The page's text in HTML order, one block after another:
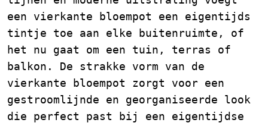
een vierkante bloempot een eigentijds
tintje toe aan elke buitenruimte, of
het nu gaat om een tuin, terras of
balkon. De strakke vorm van de
vierkante bloempot zorgt voor een
gestroomlijnde en georganiseerde look
die perfect past bij een eigentijdse